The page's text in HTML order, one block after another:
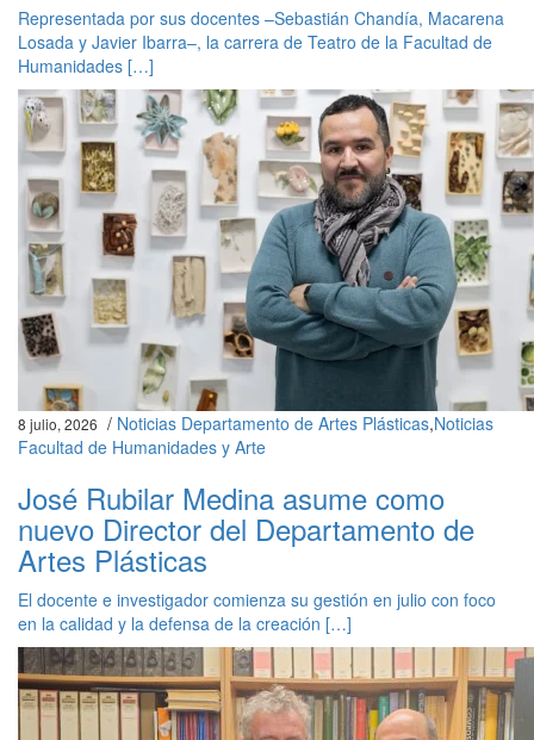
Representada por sus docentes –Sebastián Chandía, Macarena
Losada y Javier Ibarra–, la carrera de Teatro de la Facultad de
Humanidades […]
8 julio, 2026 / Noticias Departamento de Artes Plásticas,Noticias
Facultad de Humanidades y Arte
José Rubilar Medina asume como
nuevo Director del Departamento de
Artes Plásticas
El docente e investigador comienza su gestión en julio con foco
en la calidad y la defensa de la creación […]